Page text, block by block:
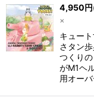
4,950円
×
キュー
さタン
つくり
がM1ヘ
用オー